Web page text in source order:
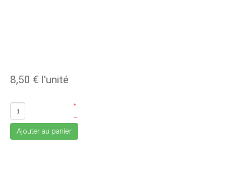
8,50 € l'unité
+
–
Ajouter au panier